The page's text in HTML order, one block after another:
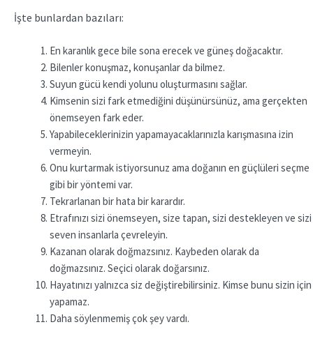
İşte bunlardan bazıları:
En karanlık gece bile sona erecek ve güneş doğacaktır.
Bilenler konuşmaz, konuşanlar da bilmez.
Suyun gücü kendi yolunu oluşturmasını sağlar.
Kimsenin sizi fark etmediğini düşünürsünüz, ama gerçekten
önemseyen fark eder.
Yapabileceklerinizin yapamayacaklarınızla karışmasına izin
vermeyin.
Onu kurtarmak istiyorsunuz ama doğanın en güçlüleri seçme
gibi bir yöntemi var.
Tekrarlanan bir hata bir karardır.
Etrafınızı sizi önemseyen, size tapan, sizi destekleyen ve sizi
seven insanlarla çevreleyin.
Kazanan olarak doğmazsınız. Kaybeden olarak da
doğmazsınız. Seçici olarak doğarsınız.
Hayatınızı yalnızca siz değiştirebilirsiniz. Kimse bunu sizin için
yapamaz.
Daha söylenmemiş çok şey vardı.